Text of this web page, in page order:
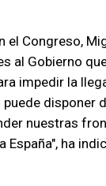
el Congreso,
al Gobierno
impedir la
puede disponer
nuestras
España", ha